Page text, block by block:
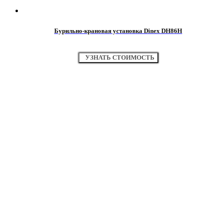
Бурильно-крановая установка Dinex DH86H
УЗНАТЬ СТОИМОСТЬ